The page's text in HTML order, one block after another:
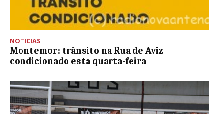
NOTÍCIAS
Montemor: trânsito na Rua de Aviz
condicionado esta quarta-feira